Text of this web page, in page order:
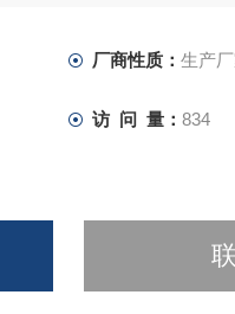
厂商性质： 生产
访 问 量： 834